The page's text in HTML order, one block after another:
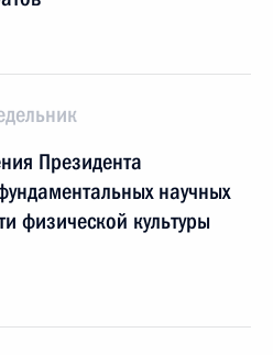
Президента
научных
физической культуры